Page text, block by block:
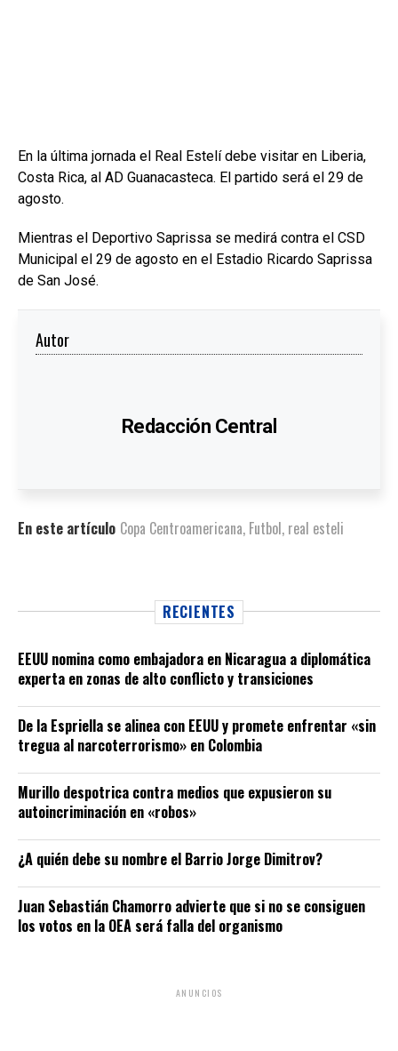
En la última jornada el Real Estelí debe visitar en Liberia,
Costa Rica, al AD Guanacasteca. El partido será el 29 de
agosto.
Mientras el Deportivo Saprissa se medirá contra el CSD
Municipal el 29 de agosto en el Estadio Ricardo Saprissa
de San José.
Autor
Redacción Central
En este artículo Copa Centroamericana, Futbol, real esteli
RECIENTES
EEUU nomina como embajadora en Nicaragua a diplomática
experta en zonas de alto conflicto y transiciones
De la Espriella se alinea con EEUU y promete enfrentar «sin
tregua al narcoterrorismo» en Colombia
Murillo despotrica contra medios que expusieron su
autoincriminación en «robos»
¿A quién debe su nombre el Barrio Jorge Dimitrov?
Juan Sebastián Chamorro advierte que si no se consiguen
los votos en la OEA será falla del organismo
ANUNCIOS